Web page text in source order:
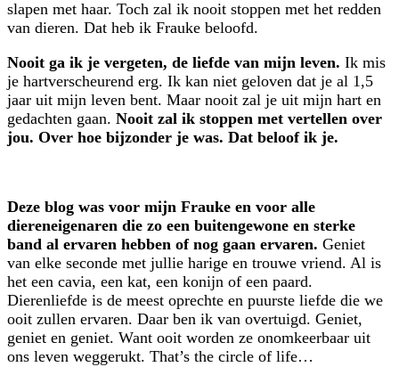
slapen met haar. Toch zal ik nooit stoppen met het redden
van dieren. Dat heb ik Frauke beloofd.
Nooit ga ik je vergeten, de liefde van mijn leven. Ik mis
je hartverscheurend erg. Ik kan niet geloven dat je al 1,5
jaar uit mijn leven bent. Maar nooit zal je uit mijn hart en
gedachten gaan. Nooit zal ik stoppen met vertellen over
jou. Over hoe bijzonder je was. Dat beloof ik je.
Deze blog was voor mijn Frauke en voor alle
diereneigenaren die zo een buitengewone en sterke
band al ervaren hebben of nog gaan ervaren. Geniet
van elke seconde met jullie harige en trouwe vriend. Al is
het een cavia, een kat, een konijn of een paard.
Dierenliefde is de meest oprechte en puurste liefde die we
ooit zullen ervaren. Daar ben ik van overtuigd. Geniet,
geniet en geniet. Want ooit worden ze onomkeerbaar uit
ons leven weggerukt. That’s the circle of life…